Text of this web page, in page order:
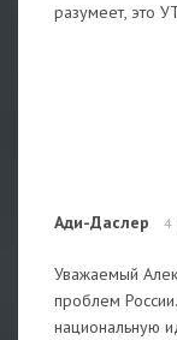
разумеет, это
Ади-Даслер 4
Уважаемый
проблем
национальную